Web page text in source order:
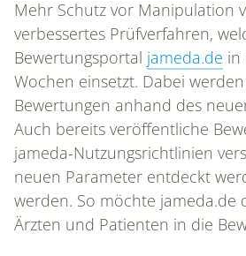
Mehr Schutz vor Manipulation
verbessertes Prüfverfahren,
Bewertungsportal jameda.de in
Wochen einsetzt. Dabei
Bewertungen anhand des
Auch bereits veröffentliche
jameda-Nutzungsrichtlinien
neuen Parameter entdeckt
werden. So möchte jameda.de
Ärzten und Patienten in die